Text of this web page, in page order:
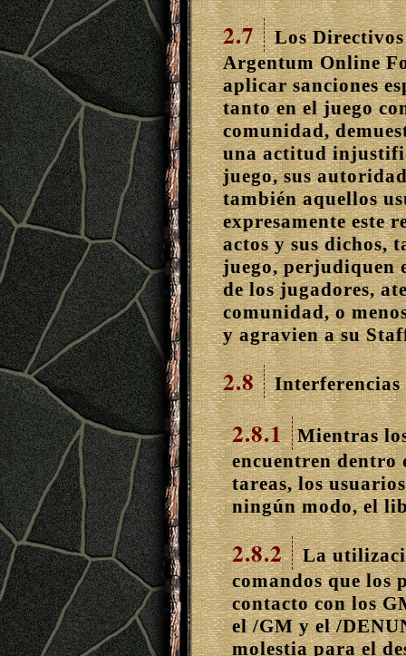
2.7
Los
Argentum Online
aplicar sanciones
tanto en el juego
comunidad,
una actitud
juego, sus
también aquellos
expresamente este
actos y sus dichos,
juego, perjudiquen
de los jugadores,
comunidad, o
y agravien a su
2.8
2.8.1
Mientras
encuentren dentro
tareas, los
ningún modo, el
2.8.2
La
comandos que los
contacto con los
el /GM y el /
molestia para el